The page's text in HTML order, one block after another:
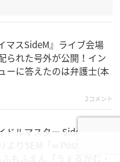
マスSideM』ライブ会場
られた号外が公開！イン
ーに答えたのは弁護士(本
2コメント
ドルマスター SideM』新